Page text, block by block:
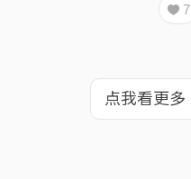
7
点我看更多